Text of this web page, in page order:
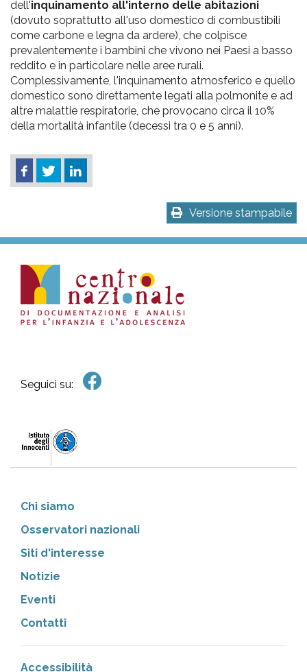
dell'inquinamento all'interno delle abitazioni
(dovuto soprattutto all'uso domestico di combustibili
come carbone e legna da ardere), che colpisce
prevalentemente i bambini che vivono nei Paesi a basso
reddito e in particolare nelle aree rurali.
Complessivamente, l'inquinamento atmosferico e quello
domestico sono direttamente legati alla polmonite e ad
altre malattie respiratorie, che provocano circa il 10%
della mortalità infantile (decessi tra 0 e 5 anni).
Versione stampabile
Seguici su:
Chi siamo
Osservatori nazionali
Siti d'interesse
Notizie
Eventi
Contatti
Accessibilità